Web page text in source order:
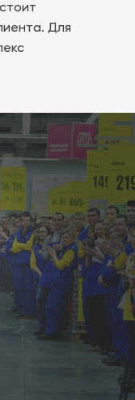
Для